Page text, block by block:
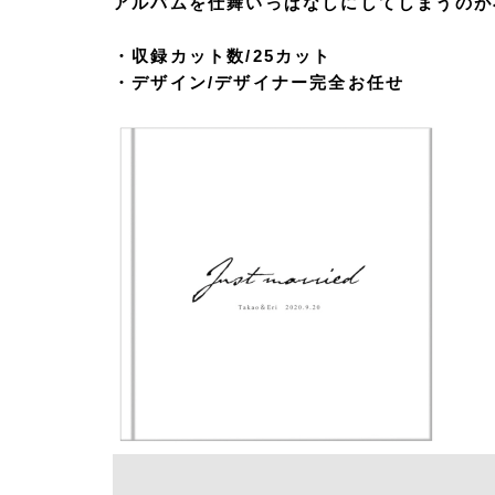
・収録カット数/25カット
・デザイン/デザイナー完全お任せ